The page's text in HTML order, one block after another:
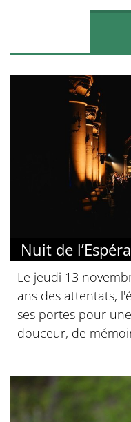
Nuit de
Le jeudi 13
ans des attentats,
ses portes pour
douceur, de